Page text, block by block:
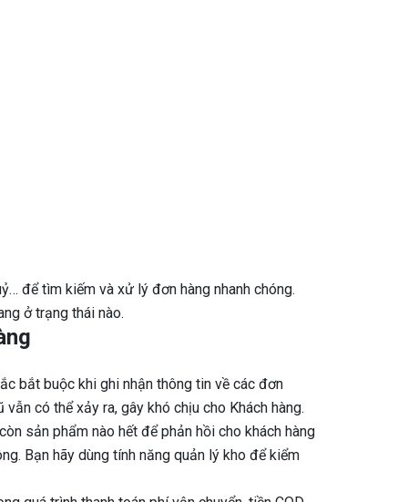
để tìm kiếm và xử lý đơn hàng nhanh chóng.
ở trạng thái nào.
bắt buộc khi ghi nhận thông tin về các đơn
có thể xảy ra, gây khó chịu cho Khách hàng.
sản phẩm nào hết để phản hồi cho khách hàng
Bạn hãy dùng tính năng quản lý kho để kiểm